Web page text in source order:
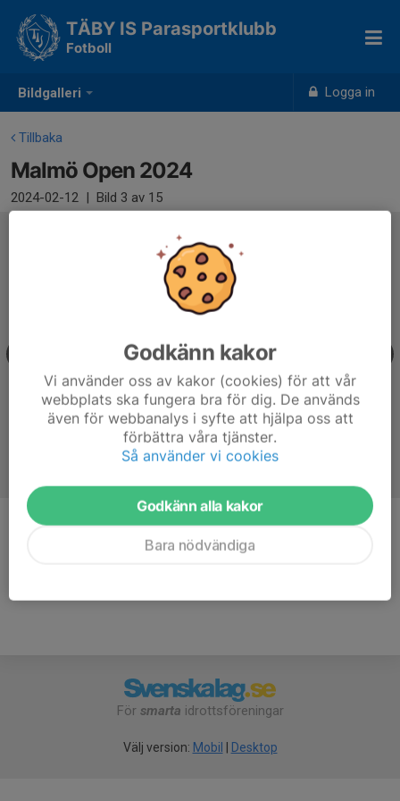
Bildgalleri Logga in
TÄBY IS Parasportklubb
Fotboll
Tillbaka
Malmö Open 2024
2024-02-12 | Bild 3 av 15
Kommentarer
För smarta idrottsföreningar
Välj version: Mobil Desktop
Godkänn kakor
Vi använder oss av kakor (cookies) för att vår
webbplats ska fungera bra för dig. De används
även för webbanalys i syfte att hjälpa oss att
förbättra våra tjänster.
Så använder vi cookies
Godkänn alla kakor
Bara nödvändiga